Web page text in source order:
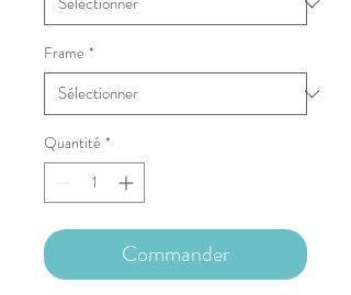
Frame *
Quantité *
Commander